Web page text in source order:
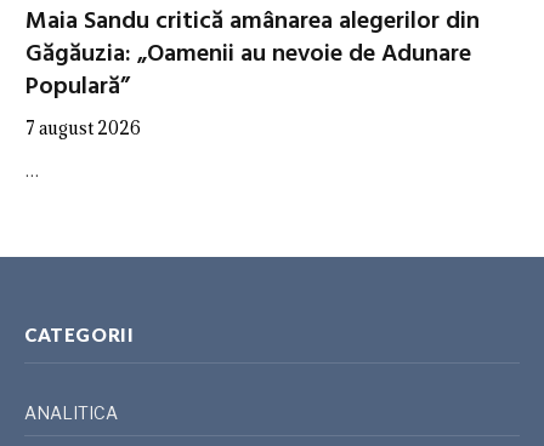
Maia Sandu critică amânarea alegerilor din
Găgăuzia: „Oamenii au nevoie de Adunare
Populară”
7 august 2026
…
CATEGORII
ANALITICA